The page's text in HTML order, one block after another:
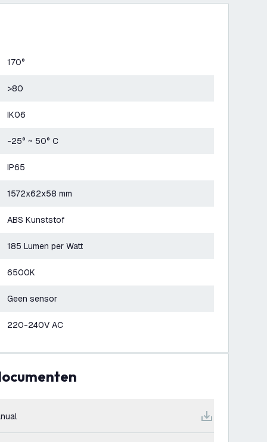
170°
>80
IK06
-25° ~ 50° C
IP65
1572x62x58 mm
ABS Kunststof
185 Lumen per Watt
6500K
Geen sensor
220-240V AC